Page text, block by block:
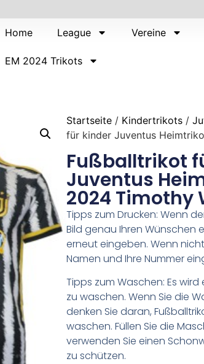
Home League Vereine
EM 2024 Trikots
Startseite / Kindertrikots /
für kinder Juventus
Fußballtrikot
Juventus
2024 Timothy
Tipps zum Drucken: Wenn
Bild genau Ihren Wünschen
erneut eingeben. Wenn
Namen und Ihre Nummer
Tipps zum Waschen: Es
zu waschen. Wenn Sie die
denken Sie daran,
waschen. Füllen Sie die
verwenden Sie einen
zu schützen.